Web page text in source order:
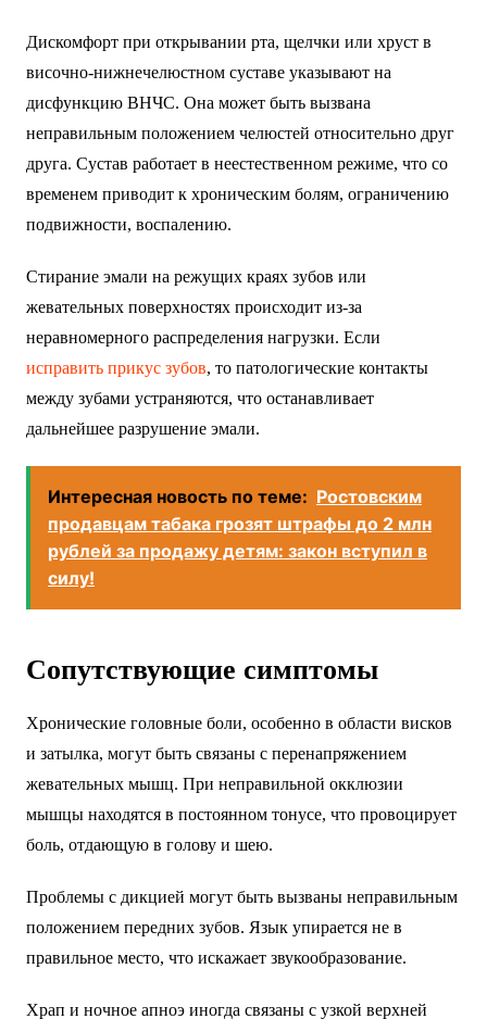
Дискомфорт при открывании рта, щелчки или хруст в
височно-нижнечелюстном суставе указывают на
дисфункцию ВНЧС. Она может быть вызвана
неправильным положением челюстей относительно друг
друга. Сустав работает в неестественном режиме, что со
временем приводит к хроническим болям, ограничению
подвижности, воспалению.
Стирание эмали на режущих краях зубов или
жевательных поверхностях происходит из-за
неравномерного распределения нагрузки. Если
исправить прикус зубов, то патологические контакты
между зубами устраняются, что останавливает
дальнейшее разрушение эмали.
Интересная новость по теме: Ростовским
продавцам табака грозят штрафы до 2 млн
рублей за продажу детям: закон вступил в
силу!
Сопутствующие симптомы
Хронические головные боли, особенно в области висков
и затылка, могут быть связаны с перенапряжением
жевательных мышц. При неправильной окклюзии
мышцы находятся в постоянном тонусе, что провоцирует
боль, отдающую в голову и шею.
Проблемы с дикцией могут быть вызваны неправильным
положением передних зубов. Язык упирается не в
правильное место, что искажает звукообразование.
Храп и ночное апноэ иногда связаны с узкой верхней